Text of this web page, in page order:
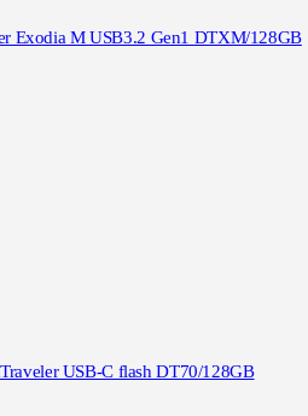
Exodia M USB3.2 Gen1 DTXM/128GB
USB-C flash DT70/128GB